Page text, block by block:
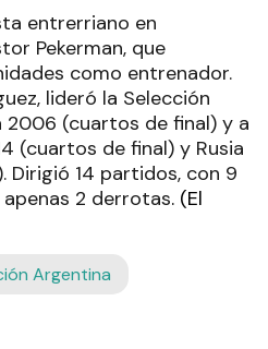
entrerriano en
Pekerman, que
como entrenador.
lideró la Selección
2006 (cuartos de final) y a
(cuartos de final) y Rusia
Dirigió 14 partidos, con 9
2 derrotas. (El
Argentina